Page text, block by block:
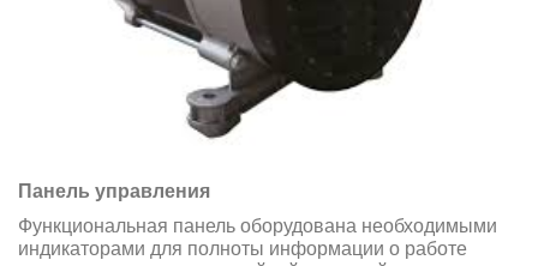
Панель управления
Функциональная панель оборудована необходимыми
индикаторами для полноты информации о работе